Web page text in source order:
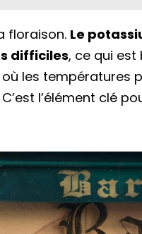
floraison. Le
difficiles, ce qui
les températures
l’élément clé